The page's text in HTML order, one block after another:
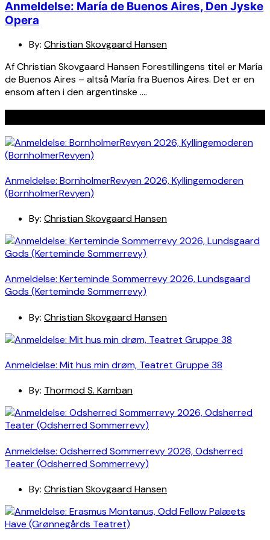
Anmeldelse: María de Buenos Aires, Den Jyske
Opera
By: Christian Skovgaard Hansen
Af Christian Skovgaard Hansen Forestillingens titel er María
de Buenos Aires – altså María fra Buenos Aires. Det er en
ensom aften i den argentinske ….
Anmeldelse: BornholmerRevyen 2026, Kyllingemoderen
(BornholmerRevyen)
By: Christian Skovgaard Hansen
Anmeldelse: Kerteminde Sommerrevy 2026, Lundsgaard
Gods (Kerteminde Sommerrevy)
By: Christian Skovgaard Hansen
Anmeldelse: Mit hus min drøm, Teatret Gruppe 38
By: Thormod S. Kamban
Anmeldelse: Odsherred Sommerrevy 2026, Odsherred
Teater (Odsherred Sommerrevy)
By: Christian Skovgaard Hansen